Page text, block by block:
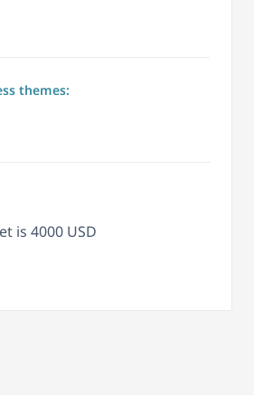
themes:
is 4000 USD